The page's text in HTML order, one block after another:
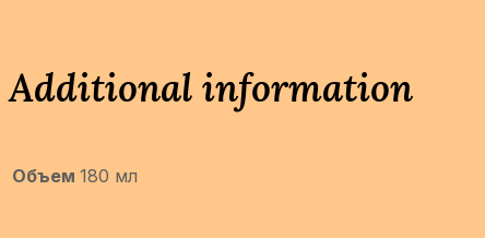
Additional information
Объем 180 мл